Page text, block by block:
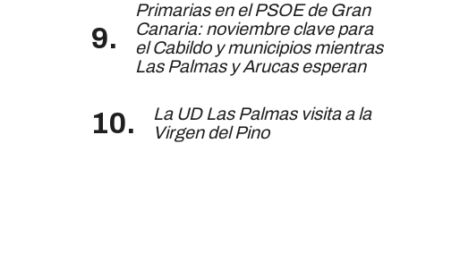
Primarias en el PSOE de Gran
Canaria: noviembre clave para
el Cabildo y municipios mientras
Las Palmas y Arucas esperan
La UD Las Palmas visita a la
Virgen del Pino